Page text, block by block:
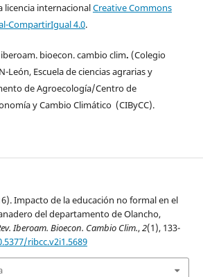
licencia internacionalCreative Commons
CompartirIgual 4.0.
bioecon. cambio clim. (Colegio
León, Escuela de ciencias agrarias y
de Agroecología/Centro de
y Cambio Climático (CIByCC).
Impacto de la educación no formal en el
del departamento de Olancho,
Iberoam. Bioecon. Cambio Clim.,2(1), 133-
ribcc.v2i1.5689